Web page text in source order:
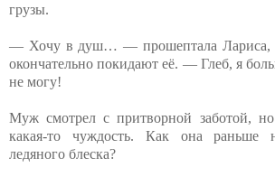
грузы.
— Хочу в душ… — прошептала Лариса,
окончательно покидают её. — Глеб, я
не могу!
Муж смотрел с притворной заботой, но
какая-то чуждость. Как она раньше
ледяного блеска?